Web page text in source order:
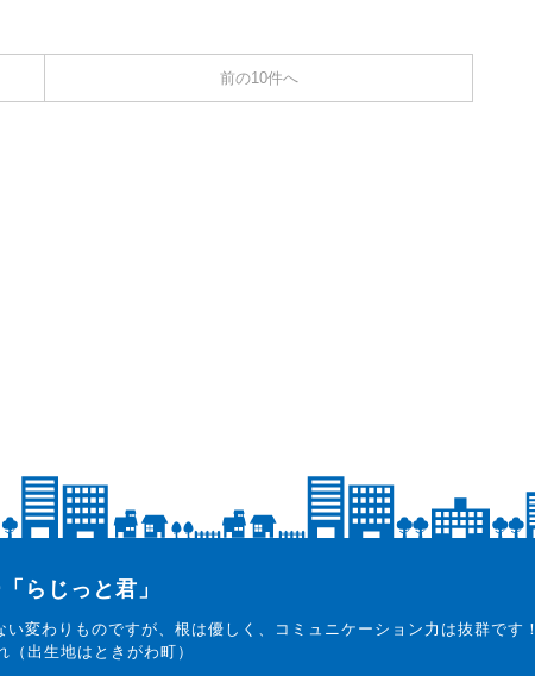
前の10件へ
らじっと君」
変わりものですが、根は優しく、コミュニケーション力は抜群です！
出生地はときがわ町）